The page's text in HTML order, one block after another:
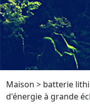
Maison > batterie
d'énergie à grande